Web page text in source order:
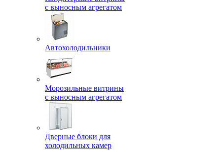
с выносным агрегатом
Автохолодильники
Морозильные витрины
с выносным агрегатом
Дверные блоки для
холодильных камер